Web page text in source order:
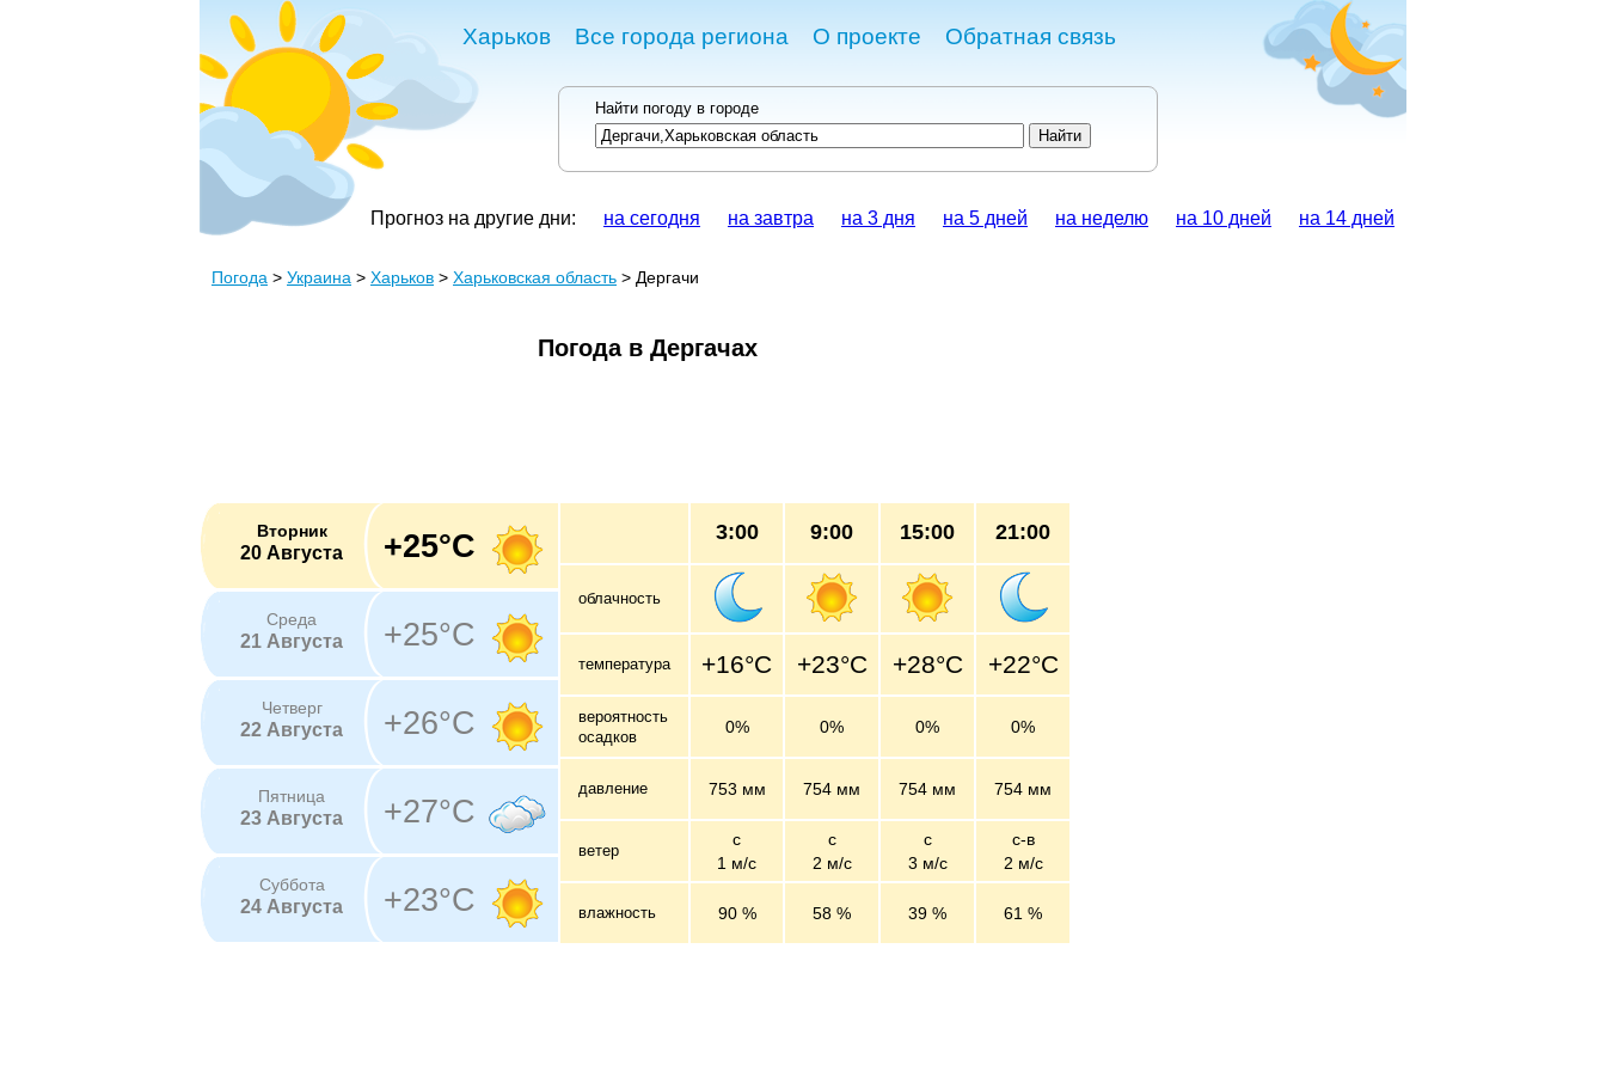
Харьков Все города региона О проекте Обратная связь
Найти погоду в городе
Прогноз на другие дни: на сегодня на завтра на 3 дня на 5 дней на неделю на 10 дней на 14 дней
Погода > Украина > Харьков > Харьковская область > Дергачи
Погода в Дергачах
Вторник
20 Августа +25°C
Среда
21 Августа +25°C
Четверг
22 Августа +26°C
Пятница
23 Августа +27°C
Суббота
24 Августа +23°C
3:00 9:00 15:00 21:00
облачность
температура +16°C +23°C +28°C +22°C
вероятность
осадков
0% 0% 0% 0%
давление 753 мм 754 мм 754 мм 754 мм
ветер
с
1 м/c
с
2 м/c
с
3 м/c
с-в
2 м/c
влажность 90 % 58 % 39 % 61 %